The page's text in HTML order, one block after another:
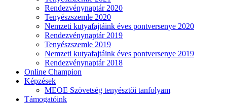
Rendezvénynaptár 2020
Tenyészszemle 2020
Nemzeti kutyafajtáink éves pontversenye 2020
Rendezvénynaptár 2019
Tenyészszemle 2019
Nemzeti kutyafajtáink éves pontversenye 2019
Rendezvénynaptár 2018
Online Champion
Képzések
MEOE Szövetség tenyésztői tanfolyam
Támogatóink